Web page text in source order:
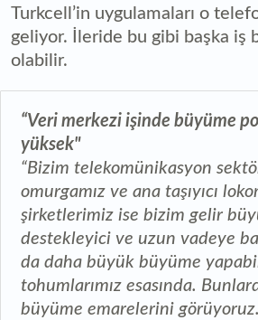
Turkcell’in uygulamaları o
geliyor. İleride bu gibi başka iş
olabilir.
“Veri merkezi işinde büyüme
yüksek"
“Bizim telekomünikasyon
omurgamız ve ana taşıyıcı
şirketlerimiz ise bizim gelir
destekleyici ve uzun vadeye
da daha büyük büyüme
tohumlarımız esasında.
büyüme emarelerini